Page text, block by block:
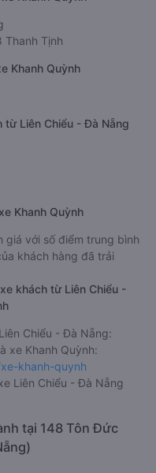
7.1 giờ
Tịnh
Khanh Quỳnh
từ Liên Chiểu - Đà Nẵng
Khanh Quỳnh
với số điểm trung bình
khách hàng đã trải
khách từ Liên Chiểu -
Chiểu - Đà Nẵng:
xe Khanh Quỳnh:
khanh-quynh
Liên Chiểu - Đà Nẵng